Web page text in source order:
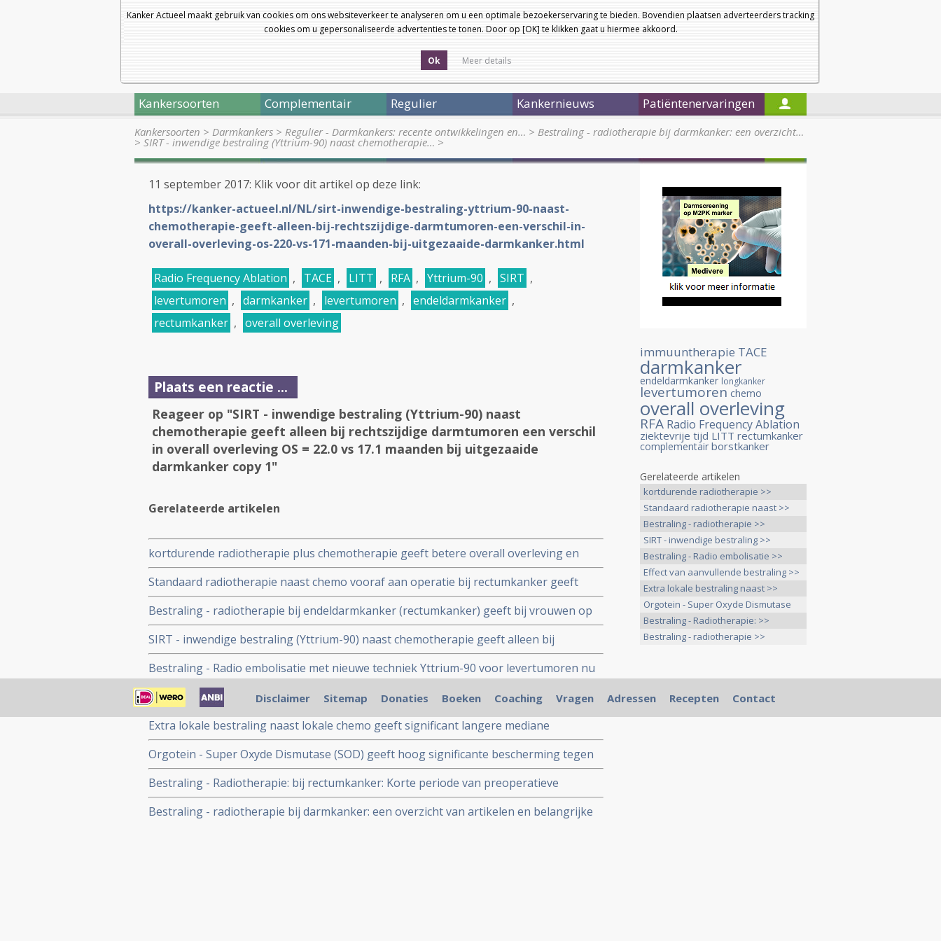
Kanker Actueel maakt gebruik van cookies om ons websiteverkeer te analyseren om u een optimale bezoekerservaring te bieden. Bovendien plaatsen adverteerders tracking
cookies om u gepersonaliseerde advertenties te tonen. Door op [OK] te klikken gaat u hiermee akkoord.
Ok Meer details
a
a
Nieuwsbrief
Startpagina
Kankersoorten Complementair Regulier Kankernieuws Patiëntenervaringen
Kankersoorten > Darmkankers > Regulier - Darmkankers: recente ontwikkelingen en… > Bestraling - radiotherapie bij darmkanker: een overzicht…
> SIRT - inwendige bestraling (Yttrium-90) naast chemotherapie… >
11 september 2017: Klik voor dit artikel op deze link:
https://kanker-actueel.nl/NL/sirt-inwendige-bestraling-yttrium-90-naast-
chemotherapie-geeft-alleen-bij-rechtszijdige-darmtumoren-een-verschil-in-
overall-overleving-os-220-vs-171-maanden-bij-uitgezaaide-darmkanker.html
Radio Frequency Ablation , TACE , LITT , RFA , Yttrium-90 , SIRT ,
levertumoren , darmkanker , levertumoren , endeldarmkanker ,
rectumkanker , overall overleving
Plaats een reactie ...
Reageer op "SIRT - inwendige bestraling (Yttrium-90) naast
chemotherapie geeft alleen bij rechtszijdige darmtumoren een verschil
in overall overleving OS = 22.0 vs 17.1 maanden bij uitgezaaide
darmkanker copy 1"
Gerelateerde artikelen
kortdurende radiotherapie plus chemotherapie geeft betere overall overleving en
langere ziekteprogressievrije tijd vergeleken met langdurige chemoradiotherapie
voor lokaal gevorderde rectumkanker - endeldarmkanker
Standaard radiotherapie naast chemo vooraf aan operatie bij rectumkanker geeft
zelfde overleving op 5 jaar met meer bijwerkingen in vergelijking met alleen selectieve
bestraling als chemo te weinig resultaat geeft
Bestraling - radiotherapie bij endeldarmkanker (rectumkanker) geeft bij vrouwen op
langere termijn grotere kans op vormen van gynaecologische kanker.
SIRT - inwendige bestraling (Yttrium-90) naast chemotherapie geeft alleen bij
rechtszijdige darmtumoren een verschil in overall overleving OS = 22.0 vs 17.1
maanden bij uitgezaaide darmkanker copy 1
Bestraling - Radio embolisatie met nieuwe techniek Yttrium-90 voor levertumoren nu
ook in Nederland beschikbaar in studieverband.
Effect van aanvullende bestraling pre- en/of postoperatief bij darmkankerpatiënten
nihil, aldus grote langjarige studie gepubliceerd in the Lancet
Extra lokale bestraling naast lokale chemo geeft significant langere mediane
overlevingstijd en ziektevrije periode bij behandelingen van inoperabele levertumoren
vanuit darmkanker, galwegenkanker en primaire leverkanker
Orgotein - Super Oxyde Dismutase (SOD) geeft hoog significante bescherming tegen
ernstige bijwerkingen van bestralingen in het bekken- en buikgebied, aldus
gerandomiseerde studie bij 100 patiënten met rectaalkanker bij follow-up van 2 jaar
Bestraling - Radiotherapie: bij rectumkanker: Korte periode van preoperatieve
bestraling voorkomt hoog significant een recidief (61%) in vergelijking met
postoperatieve bestraling + chemo bij geselecteerde patienten bij operabele
Bestraling - radiotherapie bij darmkanker: een overzicht van artikelen en belangrijke
immuuntherapie TACE
darmkanker
endeldarmkanker longkanker
levertumoren chemo
overall overleving
RFA Radio Frequency Ablation
ziektevrije tijd LITT rectumkanker
complementair borstkanker
Gerelateerde artikelen
kortdurende radiotherapie >>
Standaard radiotherapie naast >>
Bestraling - radiotherapie >>
SIRT - inwendige bestraling >>
Bestraling - Radio embolisatie >>
Effect van aanvullende bestraling >>
Extra lokale bestraling naast >>
Orgotein - Super Oxyde Dismutase
>>
Bestraling - Radiotherapie: >>
Bestraling - radiotherapie >>
Disclaimer Sitemap Donaties Boeken Coaching Vragen Adressen Recepten Contact